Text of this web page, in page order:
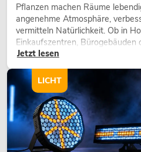
Pflanzen machen Räume
angenehme Atmosphäre,
vermitteln Natürlichkeit. Ob in
Einkaufszentren, Bürogebäuden
eine hochwertige Begrünung
Jetzt lesen
LICHT